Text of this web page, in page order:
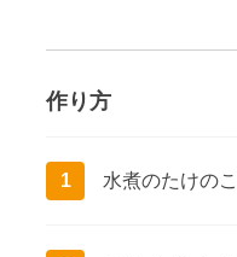
作り方
1 水煮のたけの